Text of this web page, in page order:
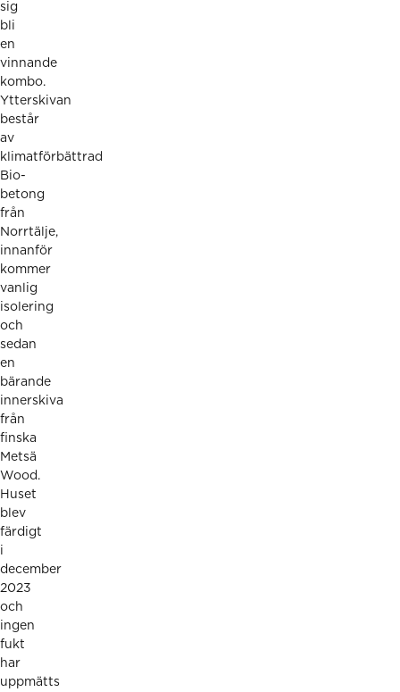
sig
bli
en
vinnande
kombo.
Ytterskivan
består
av
klimatförbättrad
Bio-
betong
från
Norrtälje,
innanför
kommer
vanlig
isolering
och
sedan
en
bärande
innerskiva
från
finska
Metsä
Wood.
Huset
blev
färdigt
i
december
2023
och
ingen
fukt
har
uppmätts